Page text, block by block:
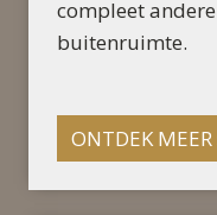
compleet
buitenruimte.
ONTDEK MEER